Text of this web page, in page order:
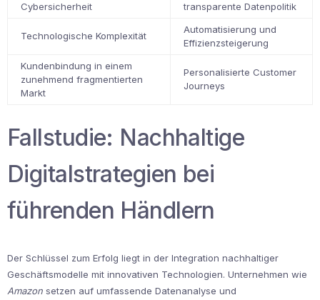
Cybersicherheit
transparente Datenpolitik
Technologische Komplexität
Automatisierung und
Effizienzsteigerung
Kundenbindung in einem
zunehmend fragmentierten
Markt
Personalisierte Customer
Journeys
Fallstudie: Nachhaltige
Digitalstrategien bei
führenden Händlern
Der Schlüssel zum Erfolg liegt in der Integration nachhaltiger
Geschäftsmodelle mit innovativen Technologien. Unternehmen wie
Amazon setzen auf umfassende Datenanalyse und